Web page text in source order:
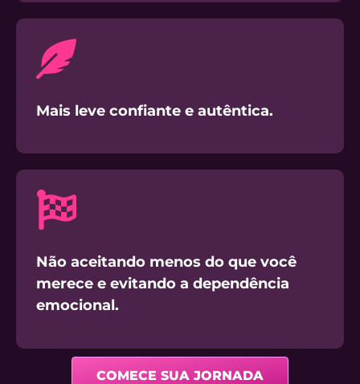
Mais leve confiante e autêntica.
Não aceitando menos do que você
merece e evitando a dependência
emocional.
COMECE SUA JORNADA